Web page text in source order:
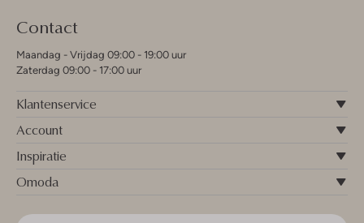
Contact
Maandag - Vrijdag 09:00 - 19:00 uur
Zaterdag 09:00 - 17:00 uur
Klantenservice
Account
Inspiratie
Omoda